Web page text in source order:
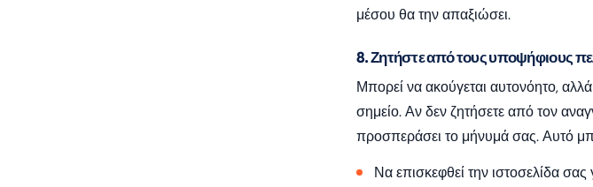
μέσου θα την απαξιώσει.
8. Ζητήστε από τους υποψήφιους
Μπορεί να ακούγεται αυτονόητο,
σημείο. Αν δεν ζητήσετε από τον
προσπεράσει το μήνυμά σας. Αυτό
Να επισκεφθεί την ιστοσελίδα